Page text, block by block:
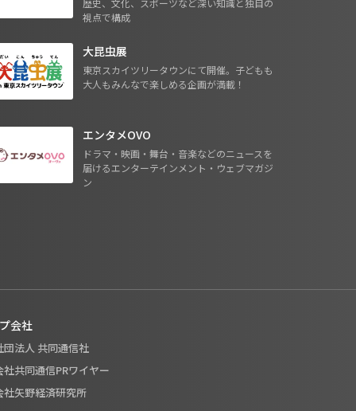
視点で構成
大昆虫展
東京スカイツリータウンにて開催。子どもも
大人もみんなで楽しめる企画が満載！
エンタメOVO
ドラマ・映画・舞台・音楽などのニュースを
届けるエンターテインメント・ウェブマガジ
ン
会社
団法人 共同通信社
社共同通信PRワイヤー
社矢野経済研究所